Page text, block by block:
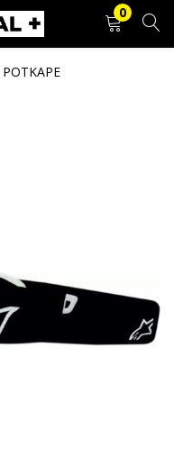
0
REGISTRACIJA
POTKAPE